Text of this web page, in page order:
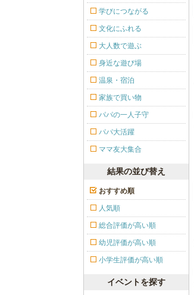
学びにつながる
文化にふれる
大人数で遊ぶ
身近な遊び場
温泉・宿泊
家族で買い物
パパの一人子守
パパ大活躍
ママ友大集合
結果の並び替え
おすすめ順
人気順
総合評価が高い順
幼児評価が高い順
小学生評価が高い順
イベントを探す